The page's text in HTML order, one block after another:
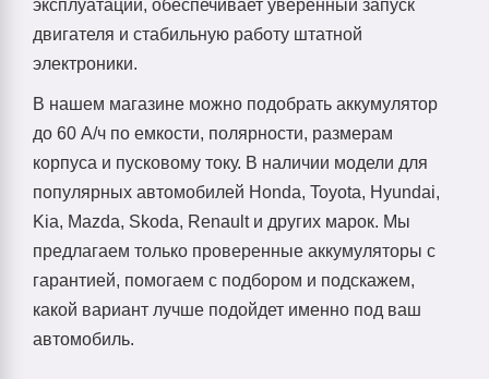
эксплуатации, обеспечивает уверенный запуск
двигателя и стабильную работу штатной
электроники.
В нашем магазине можно подобрать аккумулятор
до 60 А/ч по емкости, полярности, размерам
корпуса и пусковому току. В наличии модели для
популярных автомобилей Honda, Toyota, Hyundai,
Kia, Mazda, Skoda, Renault и других марок. Мы
предлагаем только проверенные аккумуляторы с
гарантией, помогаем с подбором и подскажем,
какой вариант лучше подойдет именно под ваш
автомобиль.